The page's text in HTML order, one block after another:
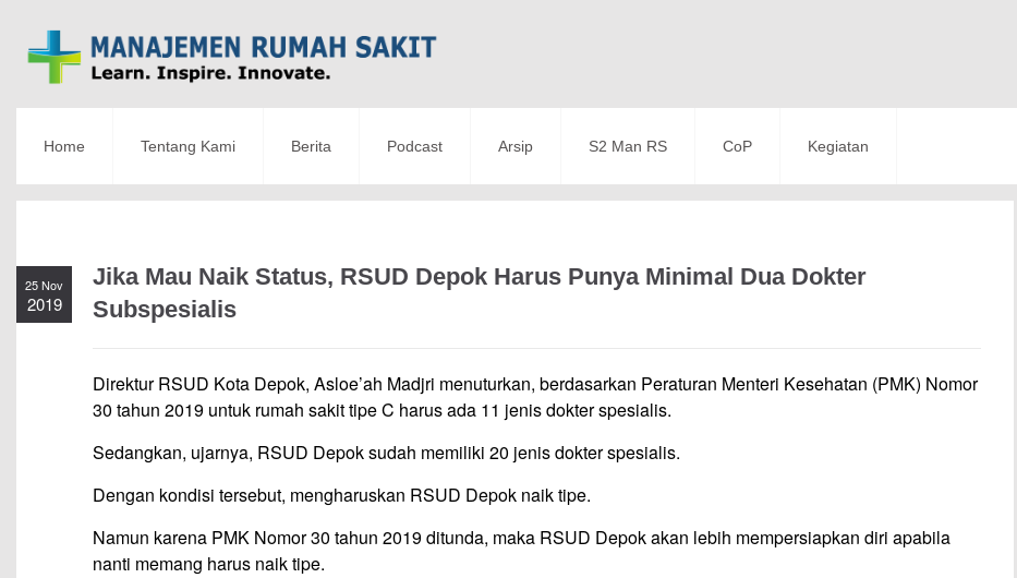
Home Tentang Kami Berita Podcast Arsip S2 Man RS CoP Kegiatan
25 Nov
2019
Jika Mau Naik Status, RSUD Depok Harus Punya Minimal Dua Dokter
Subspesialis
Direktur RSUD Kota Depok, Asloe’ah Madjri menuturkan, berdasarkan Peraturan Menteri Kesehatan (PMK) Nomor
30 tahun 2019 untuk rumah sakit tipe C harus ada 11 jenis dokter spesialis.
Sedangkan, ujarnya, RSUD Depok sudah memiliki 20 jenis dokter spesialis.
Dengan kondisi tersebut, mengharuskan RSUD Depok naik tipe.
Namun karena PMK Nomor 30 tahun 2019 ditunda, maka RSUD Depok akan lebih mempersiapkan diri apabila
nanti memang harus naik tipe.